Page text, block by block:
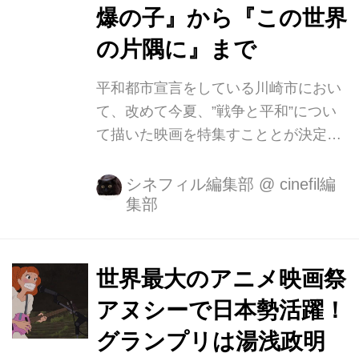
爆の子』から『この世界
の片隅に』まで
平和都市宣言をしている川崎市におい
て、改めて今夏、”戦争と平和”につい
て描いた映画を特集すこととが決定い
ーション映画『この世界の片隅に』
（2016）はじめ、当館所蔵フィルムよ
島の貴重な映像が見られる記録映画
『平和記念都市ひろしま』（1948～
49）、ドキュドラマ作品『河 あの裏切
りが重く』（1967）など全10作品を上
シネフィル編集部 @ cinefil編
集部
世界最大のアニメ映画祭
アヌシーで日本勢活躍！
グランプリは湯浅政明